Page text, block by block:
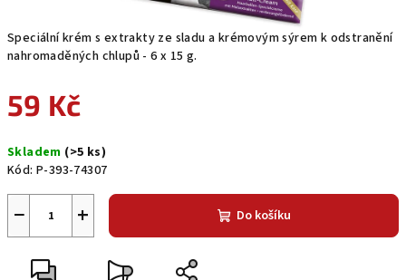
Speciální krém s extrakty ze sladu a krémovým sýrem k odstranění
nahromaděných chlupů - 6 x 15 g.
59 Kč
cena:
Skladem (>5 ks)
Kód: P-393-74307
+
− Do košíku